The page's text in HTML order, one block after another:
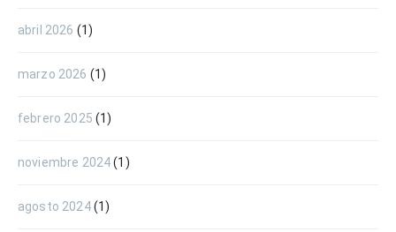
abril 2026 (1)
marzo 2026 (1)
febrero 2025 (1)
noviembre 2024(1)
agosto 2024(1)